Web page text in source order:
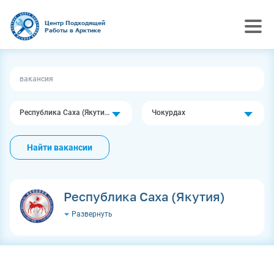
Центр Подходящей
Работы в Арктике
Республика Саха (Якутия) Чокурдах
Найти вакансии
Республика Саха (Якутия)
Развернуть